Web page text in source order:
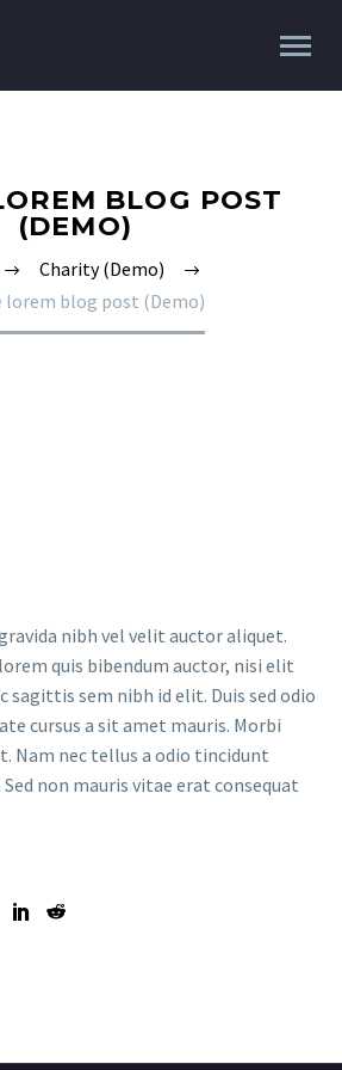
BLOG POST
(DEMO)
Charity (Demo)
lorem blog post (Demo)
nibh vel velit auctor aliquet.
quis bibendum auctor, nisi elit
sagittis sem nibh id elit. Duis sed odio
cursus a sit amet mauris. Morbi
Nam nec tellus a odio tincidunt
non mauris vitae erat consequat